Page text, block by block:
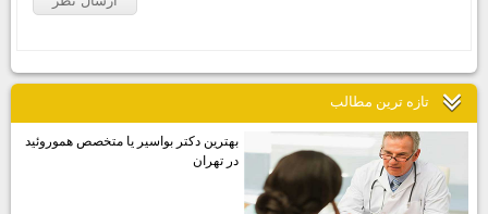
تازه ترين مطالب
بهترين دكتر بواسير يا متخصص هموروئيد
در تهران